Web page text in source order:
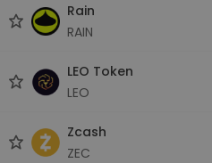
Rain
RAIN
LEO Token
LEO
Zcash
ZEC